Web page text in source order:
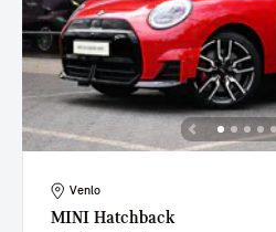
Venlo
MINI Hatchback